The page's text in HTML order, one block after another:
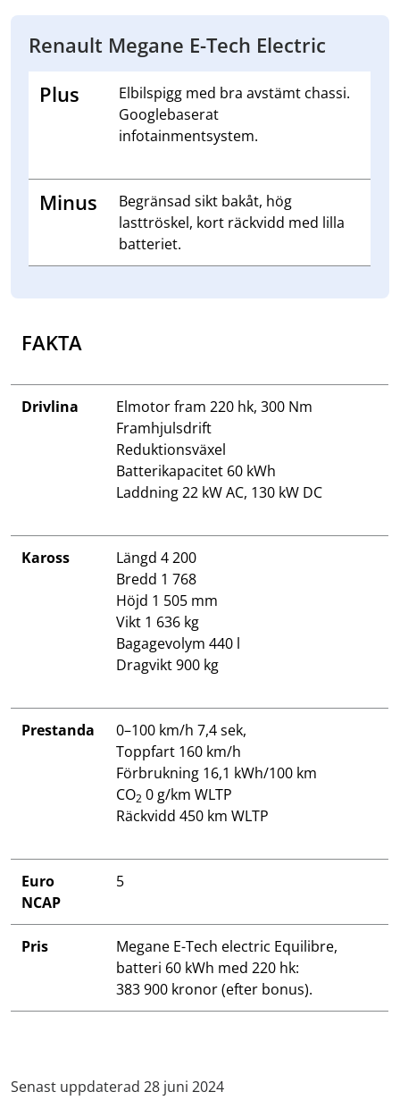
Renault Megane E-Tech Electric
Plus
Elbilspigg med bra avstämt chassi.
Googlebaserat
infotainmentsystem.
Minus
Begränsad sikt bakåt, hög
lasttröskel, kort räckvidd med lilla
batteriet.
FAKTA
Drivlina
Elmotor fram 220 hk, 300 Nm
Framhjulsdrift
Reduktionsväxel
Batterikapacitet 60 kWh
Laddning 22 kW AC, 130 kW DC
Kaross
Längd 4 200
Bredd 1 768
Höjd 1 505 mm
Vikt 1 636 kg
Bagagevolym 440 l
Dragvikt 900 kg
Prestanda
0–100 km/h 7,4 sek,
Toppfart 160 km/h
Förbrukning 16,1 kWh/100 km
CO2 0 g/km WLTP
Räckvidd 450 km WLTP
Euro
NCAP
5
Pris
Megane E-Tech electric Equilibre,
batteri 60 kWh med 220 hk:
383 900 kronor (efter bonus).
Senast uppdaterad 28 juni 2024